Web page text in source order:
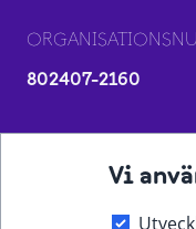
Vi
802407-2160